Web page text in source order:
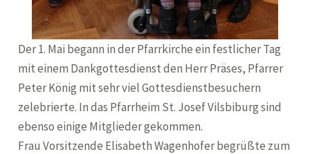
Der 1. Mai begann in der Pfarrkirche ein festlicher Tag
mit einem Dankgottesdienst den Herr Präses, Pfarrer
Peter König mit sehr viel Gottesdienstbesuchern
zelebrierte. In das Pfarrheim St. Josef Vilsbiburg sind
ebenso einige Mitglieder gekommen.
Frau Vorsitzende Elisabeth Wagenhofer begrüßte zum